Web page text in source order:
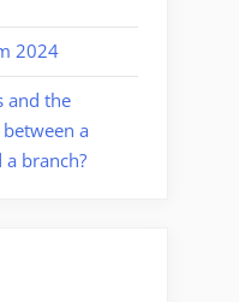
2024
and the
a
a branch?